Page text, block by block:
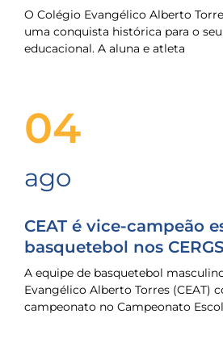
O Colégio Evangélico Alberto
uma conquista histórica para o
educacional. A aluna e atleta
04
ago
CEAT é vice-campeão
basquetebol nos CERGS
A equipe de basquetebol
Evangélico Alberto Torres (CEAT)
campeonato no Campeonato